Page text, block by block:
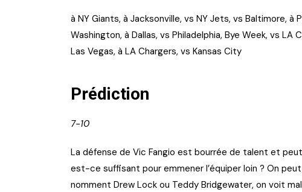
à NY Giants, à Jacksonville, vs NY Jets, vs Baltimore, à
Washington, à Dallas, vs Philadelphia, Bye Week, vs
Las Vegas, à LA Chargers, vs Kansas City
Prédiction
7-10
La défense de Vic Fangio est bourrée de talent et
est-ce suffisant pour emmener l’équiper loin ? On
nomment Drew Lock ou Teddy Bridgewater, on voit